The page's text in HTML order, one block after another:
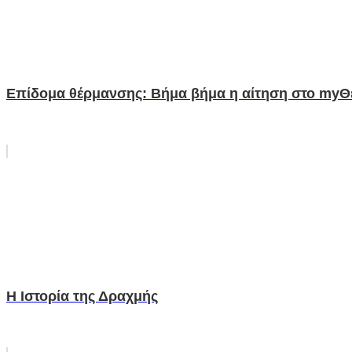
Επίδομα θέρμανσης: Βήμα βήμα η αίτηση στο
H Ιστορία της Δραχμής